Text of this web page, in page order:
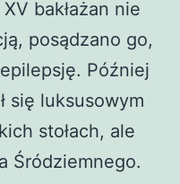
bakłażan nie
posądzano go,
Później
się luksusowym
stołach, ale
Śródziemnego.